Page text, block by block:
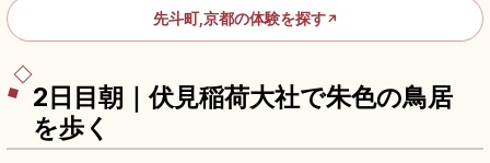
先斗町,京都の体験を探す↗
2日目朝｜伏見稲荷大社で朱色の鳥居
を歩く